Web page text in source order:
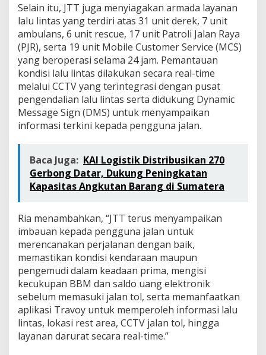
Selain itu, JTT juga menyiagakan armada layanan
lalu lintas yang terdiri atas 31 unit derek, 7 unit
ambulans, 6 unit rescue, 17 unit Patroli Jalan Raya
(PJR), serta 19 unit Mobile Customer Service (MCS)
yang beroperasi selama 24 jam. Pemantauan
kondisi lalu lintas dilakukan secara real-time
melalui CCTV yang terintegrasi dengan pusat
pengendalian lalu lintas serta didukung Dynamic
Message Sign (DMS) untuk menyampaikan
informasi terkini kepada pengguna jalan.
Baca Juga: KAI Logistik Distribusikan 270
Gerbong Datar, Dukung Peningkatan
Kapasitas Angkutan Barang di Sumatera
Ria menambahkan, “JTT terus menyampaikan
imbauan kepada pengguna jalan untuk
merencanakan perjalanan dengan baik,
memastikan kondisi kendaraan maupun
pengemudi dalam keadaan prima, mengisi
kecukupan BBM dan saldo uang elektronik
sebelum memasuki jalan tol, serta memanfaatkan
aplikasi Travoy untuk memperoleh informasi lalu
lintas, lokasi rest area, CCTV jalan tol, hingga
layanan darurat secara real-time.”